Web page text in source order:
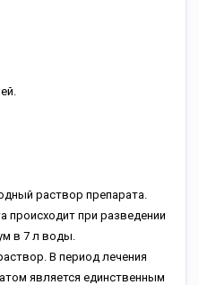
раствор препарата.
происходит при разведении
в 7 л воды.
В период лечения
является единственным